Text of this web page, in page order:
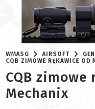
WMASG AIRSOFT
CQB ZIMOWE RĘKAWICE OD
CQB zimowe
Mechanix